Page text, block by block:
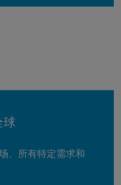
球
、所有特定需求和